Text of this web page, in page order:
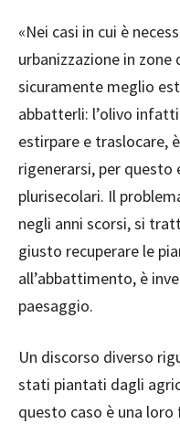
«Nei casi in cui è
urbanizzazione in zone
sicuramente meglio
abbatterli: l’olivo
estirpare e traslocare,
rigenerarsi, per
plurisecolari. Il
negli anni scorsi, si
giusto recuperare le
all’abbattimento, è
paesaggio.
Un discorso diverso
stati piantati dagli
questo caso è una